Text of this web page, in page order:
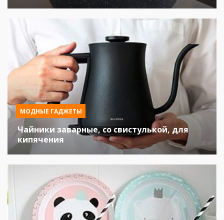
МОДНЫЕ ГАДЖЕТЫ
Чайники заварные, со свистулькой, для
кипячения